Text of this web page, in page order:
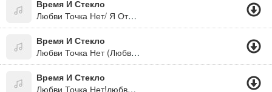
Время И Стекло
Любви Точка Нет/ Я Отрываю Мысли От Земли, И В Памяти Моей Тебя Ласкаю, И Тот Пожар, Что Мы С Тобой Зажгли, По-Прежнему В Душе Моей Пылает..
Время И Стекло
Любви Точка Нет (Любви.нет) 2011
Время И Стекло
Любви Точка Нет!любви Нету Точка!задёрнуты Шторы И Выключим Свет!!любви Точка Нет, Не Жду Я Звоночка!!!любовь,я Не Верю, Любви Точка Нет!!